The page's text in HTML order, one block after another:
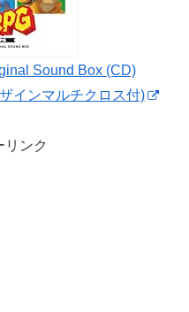
Sound Box (CD)
インマルチクロス付)
リンク